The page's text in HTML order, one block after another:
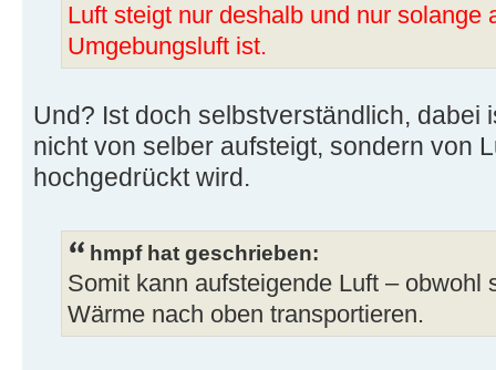
Luft steigt nur deshalb und nur solange
Umgebungsluft ist.
Und? Ist doch selbstverständlich, dabei
nicht von selber aufsteigt, sondern von
hochgedrückt wird.
hmpf hat geschrieben:
Somit kann aufsteigende Luft – obwohl
Wärme nach oben transportieren.